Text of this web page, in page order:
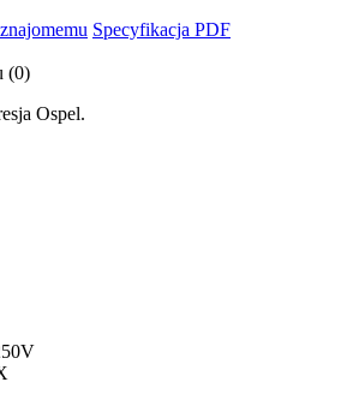
Specyfikacja PDF
(0)
Ospel.